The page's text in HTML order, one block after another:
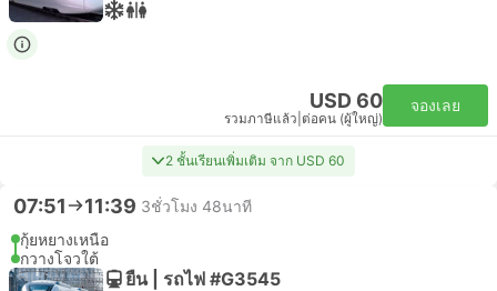
USD 60
รวมภาษีแล้ว ต่อคน (ผู้ใหญ่)
จองเลย
2 ชั้นเรียนเพิ่มเติม จาก USD 60
07:51 11:39 3ชั่วโมง 48นาที
กุ้ยหยางเหนือ
กวางโจวใต้
ยืน | รถไฟ #G3545